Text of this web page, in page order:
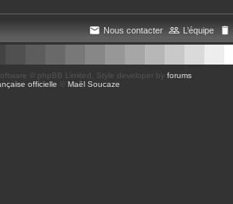
L’équipe
Nous contacter
© phpBB Limited , Style developer by forums
officielle
Maël Soucaze